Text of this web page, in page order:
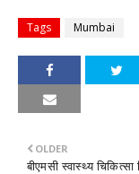
Tags Mumbai
OLDER
बीएमसी स्वास्थ्य चिकित्सा